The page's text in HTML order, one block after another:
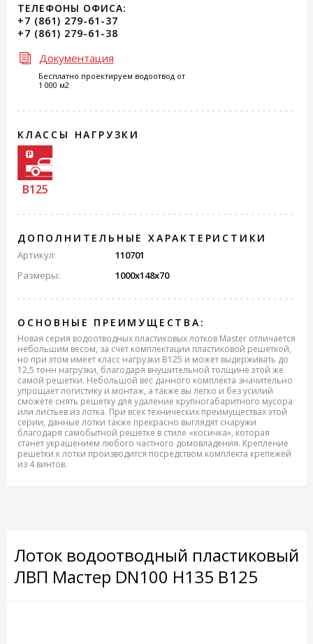
ТЕЛЕФОНЫ ОФИСА:
+7 (861) 279-61-37
+7 (861) 279-61-38
Документация
Бесплатно проектируем водоотвод от
1 000 м2
КЛАССЫ НАГРУЗКИ
B125
ДОПОЛНИТЕЛЬНЫЕ ХАРАКТЕРИСТИКИ
Артикул:
110701
Размеры:
1000x148x70
ОСНОВНЫЕ ПРЕИМУЩЕСТВА:
Новая серия водоотводных пластиковых лотков Master отличается
небольшим весом, за счет комплектации пластиковой решеткой,
но при этом имеет класс нагрузки B125 и может выдерживать до
12,5 тонн нагрузки, благодаря внушительной толщине этой же
самой решетки. Небольшой вес данного комплекта значительно
упрощает логистику и монтаж, а также вы легко и без усилий
сможете снять решетку для удаление крупногабаритного мусора
или листьев из лотка. При всех технических преимуществах этой
серии, данные лотки также прекрасно выглядят снаружи
благодаря самобытной решетке в стиле «косичка», которая
станет украшением любого частного домовладения. Крепление
решетки к лотки производится посредством комплекта крепежей
из 4 винтов.
Лоток водоотводный пластиковый
ЛВП Мастер DN100 H135 B125